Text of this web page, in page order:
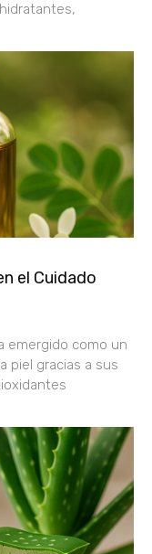
el Cuidado
emergido como un
piel gracias a sus